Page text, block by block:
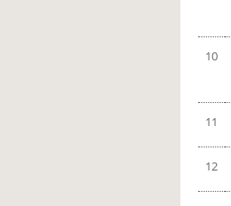
10
11
12